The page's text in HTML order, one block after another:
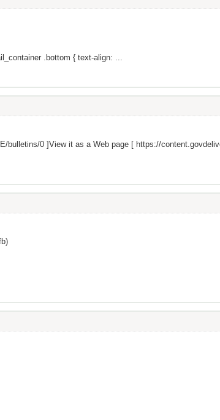
.bottom { text-align: ...
bulletins/0 ]View it as a Web page [ https://